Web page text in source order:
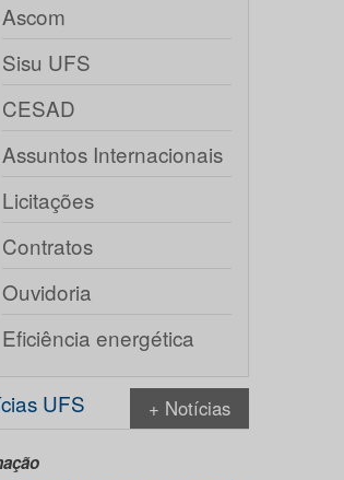
Ascom
Sisu UFS
CESAD
Assuntos Internacionais
Licitações
Contratos
Ouvidoria
Eficiência energética
UFS + Notícias